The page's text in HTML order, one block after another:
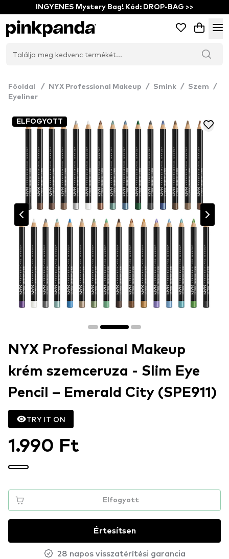
INGYENES Mystery Bag! Kód: DROP-BAG >>
Főoldal / NYX Professional Makeup / Smink / Szem
/
Eyeliner
ELFOGYOTT
NYX Professional Makeup
krém szemceruza - Slim Eye
Pencil – Emerald City (SPE911)
TRY IT ON
1.990 Ft
Elfogyott
Értesítsen
28 napos visszatérítési garancia